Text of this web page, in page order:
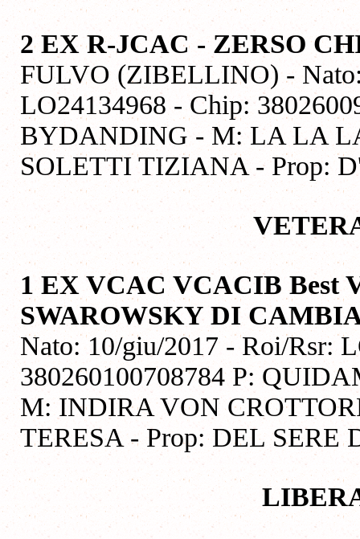
2 EX R-JCAC - ZERSO
FULVO (ZIBELLINO) -
LO24134968 - Chip:
BYDANDING - M: LA LA
SOLETTI TIZIANA - Prop:
1 EX VCAC VCACIB Best
SWAROWSKY DI
Nato: 10/giu/2017 - Roi/Rsr:
380260100708784 P:
M: INDIRA VON
TERESA - Prop: DEL SERE